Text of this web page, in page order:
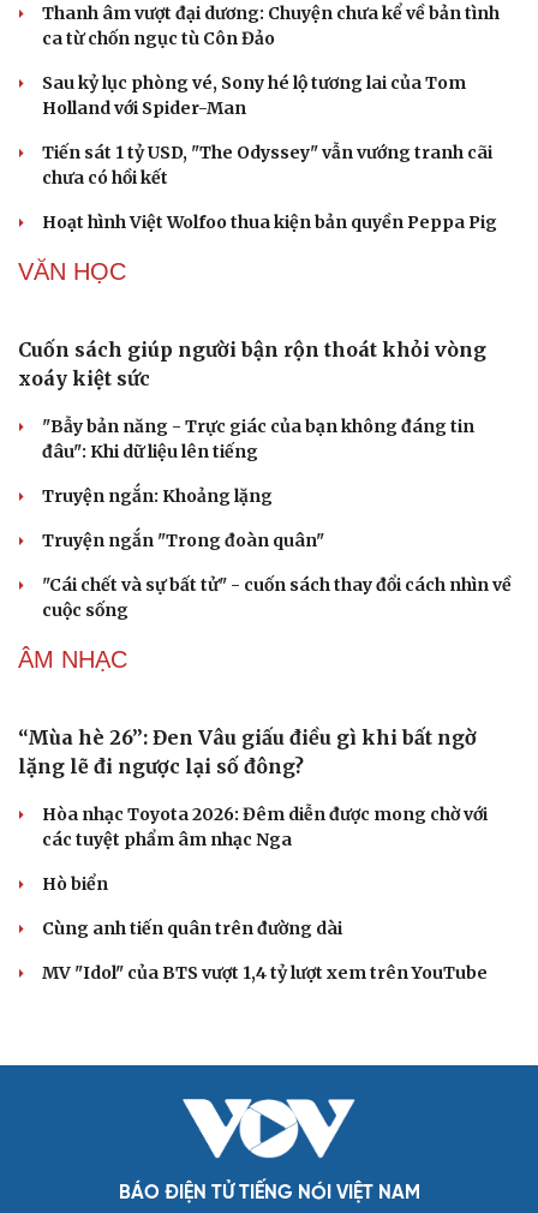
Cải chính
Lâm Tâm Như: Từ Hạ Tử Vy thuần khiết đến “Bà hoàng”
quyền lực điện ảnh Hoa ngữ
SÂN KHẤU - ĐIỆN ẢNH
đầu loạt bom tấn ngoại
Thanh âm vượt đại dương: Chuyện chưa kể về bản tình
Sau kỷ lục phòng vé, Sony hé lộ tương lai của Tom
Holland với Spider-Man
chưa có hồi kết
Hoạt hình Việt Wolfoo thua kiện bản quyền Peppa Pig
VĂN HỌC
xoáy kiệt sức
"Bẫy bản năng - Trực giác của bạn không đáng tin
đâu": Khi dữ liệu lên tiếng
"Cái chết và sự bất tử" - cuốn sách thay đổi cách nhìn về